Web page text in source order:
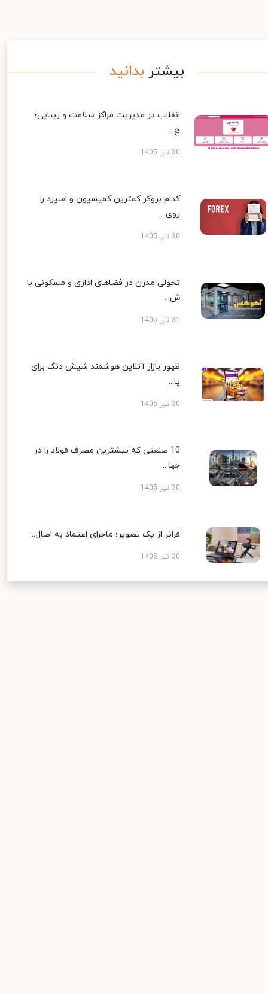
بیشتر بدانید
انقلاب در مدیریت مراکز سلامت و زیبایی؛
چ...
30 تیر 1405
کدام بروکر کمترین کمیسیون و اسپرد را
روی...
30 تیر 1405
تحولی مدرن در فضاهای اداری و مسکونی با
ش...
ظهور بازار آنلاین هوشمند شیش دنگ برای
پا...
30 تیر 1405
10 صنعتی که بیشترین مصرف فولاد را در
جها...
30 تیر 1405
فراتر از یک تصویر؛ ماجرای اعتماد به اصال...
30 تیر 1405